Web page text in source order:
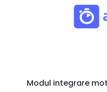
Modul integrare